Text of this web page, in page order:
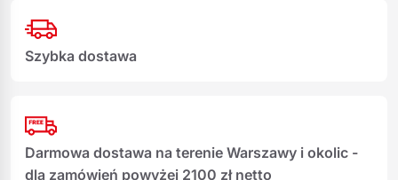
Szybka dostawa
Darmowa dostawa na terenie Warszawy i okolic -
dla zamówień powyżej 2100 zł netto